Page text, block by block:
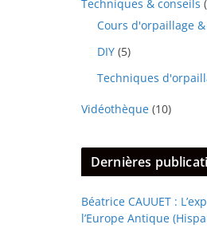
Techniques & conseils
Cours d'orpaillage
DIY (5)
Techniques
Vidéothèque (10)
Dernières
Béatrice CAUUET :
l’Europe Antique